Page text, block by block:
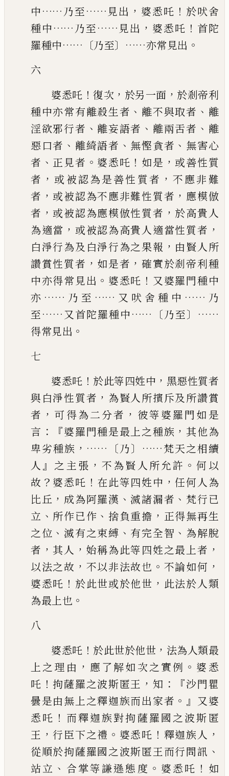
中…… 乃至…… 見出 ， 婆悉吒 ！ 於吠舍
種中…… 乃至…… 見出 ， 婆悉吒 ！ 首陀
羅種中……〔乃至〕……亦常見出 。
六
婆悉吒 ！ 復次 ， 於另一面 ， 於剎帝利
種中亦常有離殺生者 、 離不與取者 、 離
淫欲邪行者 、 離妄語者 、 離兩舌者 、 離
惡口者 、 離綺語者 、 無慳貪者 、 無害心
者 、 正 見者 。 婆悉吒 ！ 如是 ， 或善性質
者 ， 或被認為是善性質者 ，不應非難
者 ， 或被認為不應非難性質者 ， 應模倣
者 ， 或被認為應模倣性質者 ， 於高貴人
為適當 ， 或被認為高貴人適當性質者 ，
白淨行為及白淨行為之果報 ， 由賢人所
讚賞性質者 ， 如是者 ，確實於剎帝利種
中亦得常見出 。 婆悉吒 ！ 又婆羅門種中
亦 …… 乃至 …… 又吠舍種中 …… 乃
至…… 又首陀羅種中……〔乃至〕……
得常見出 。
七
婆悉吒 ！ 於此等四姓中 ， 黑惡性質者
與白淨性質者 ， 為賢人所擯斥及所讚賞
者 ， 可得為二分者 ， 彼等婆羅門如是
言 ：『婆羅門種是最上之種族 ，其他為
卑劣種族 ， ……〔乃〕……梵天之相續
人』 之主張 ，不為賢人所允許 。何以
故 ？ 婆悉吒 ！ 在此等四姓中 ，任何人為
比丘 ， 成為阿羅漢 、滅諸漏者 、 梵行已
立 、 所作已作 、 捨負重擔 ， 正得無再生
之位 、滅有之束縛 、 有完全智 、 為解脫
者 ，其人 ， 始稱為此等四姓之最上者 ，
以法之故 ， 不以非法故也 。 不論如何 ，
婆悉吒 ！ 於此世或於他世 ， 此法於人類
為最上也 。
八
婆悉吒 ！ 於此世於他世 ， 法為人類最
上之理由 ， 應了解如次之實例 。 婆悉
吒 ！ 拘薩羅之波斯匿王 ， 知 ：『沙門瞿
曇是由無上之釋迦族而出家者 。』 又婆
悉吒 ！ 而釋迦族對拘薩羅國之波斯匿
王 ，行臣下之禮 。 婆悉吒 ！ 釋迦族人 ，
從順於拘薩羅國之波斯匿王而行問訊 、
站立 、 合掌等謙遜態度 。 婆悉吒 ！ 如